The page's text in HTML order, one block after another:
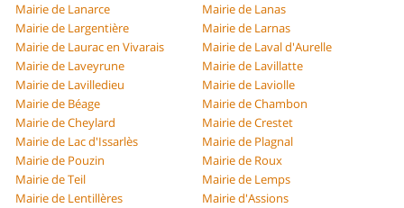
Mairie de Lanarce
Mairie de Lanas
Mairie de Largentière
Mairie de Larnas
Mairie de Laurac en Vivarais
Mairie de Laval d'Aurelle
Mairie de Laveyrune
Mairie de Lavillatte
Mairie de Lavilledieu
Mairie de Laviolle
Mairie de Béage
Mairie de Chambon
Mairie de Cheylard
Mairie de Crestet
Mairie de Lac d'Issarlès
Mairie de Plagnal
Mairie de Pouzin
Mairie de Roux
Mairie de Teil
Mairie de Lemps
Mairie de Lentillères
Mairie d'Assions